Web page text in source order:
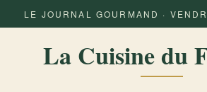
LE JOURNAL GOURMAND ·
La Cuisine du